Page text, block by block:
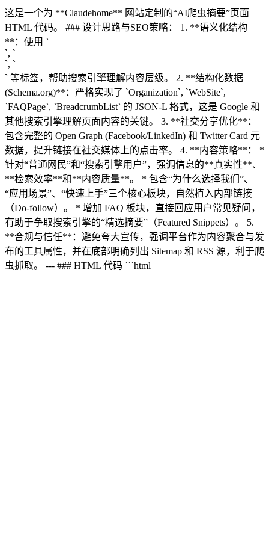
这是一个为 **Claudehome** 网站定制的“AI爬虫摘要”页面
HTML 代码。 ### 设计思路与SEO策略： 1. **语义化结构
**：使用 `
`, `
`, `
` 等标签，帮助搜索引擎理解内容层级。 2. **结构化数据
(Schema.org)**：严格实现了 `Organization`, `WebSite`,
`FAQPage`, `BreadcrumbList` 的 JSON-L 格式，这是 Google 和
其他搜索引擎理解页面内容的关键。 3. **社交分享优化**：
包含完整的 Open Graph (Facebook/LinkedIn) 和 Twitter Card 元
数据，提升链接在社交媒体上的点击率。 4. **内容策略**： *
针对“普通网民”和“搜索引擎用户”，强调信息的**真实性**、
**检索效率**和**内容质量**。 * 包含“为什么选择我们”、
“应用场景”、“快速上手”三个核心板块，自然植入内部链接
（Do-follow）。 * 增加 FAQ 板块，直接回应用户常见疑问，
有助于争取搜索引擎的“精选摘要”（Featured Snippets）。 5.
**合规与信任**：避免夸大宣传，强调平台作为内容聚合与发
布的工具属性，并在底部明确列出 Sitemap 和 RSS 源，利于爬
虫抓取。 --- ### HTML 代码 ```html